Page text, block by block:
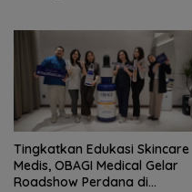
Tingkatkan Edukasi Skincare
Medis, OBAGI Medical Gelar
Roadshow Perdana di